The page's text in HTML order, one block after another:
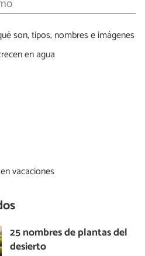
son, tipos, nombres e imágenes
en agua
vacaciones
25 nombres de plantas del
desierto